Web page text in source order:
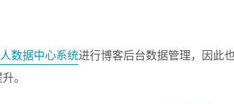
数据中心系统进行博客后台数据管理，因此
。